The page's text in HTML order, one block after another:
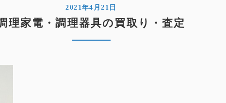
2021年4月21日
理家電・調理器具の買取り・査定